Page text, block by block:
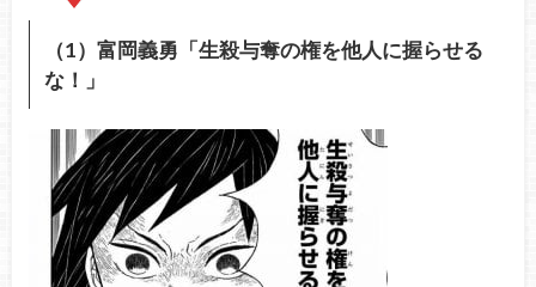
（1）富岡義勇「生殺与奪の権を他人に握らせる
な！」